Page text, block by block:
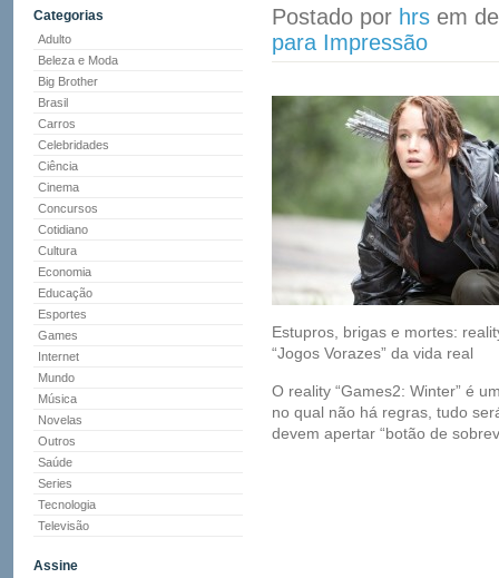
Categorias
Adulto
Beleza e Moda
Big Brother
Brasil
Carros
Celebridades
Ciência
Cinema
Concursos
Cotidiano
Cultura
Economia
Educação
Esportes
Games
Internet
Mundo
Música
Novelas
Outros
Saúde
Series
Tecnologia
Televisão
Assine
Postado por hrs em
para Impressão
Estupros, brigas e mortes:
“Jogos Vorazes” da vida real
O reality “Games2: Winter” é
no qual não há regras, tudo
devem apertar “botão de